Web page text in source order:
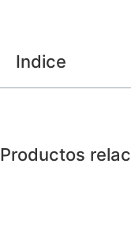
Indice
Productos